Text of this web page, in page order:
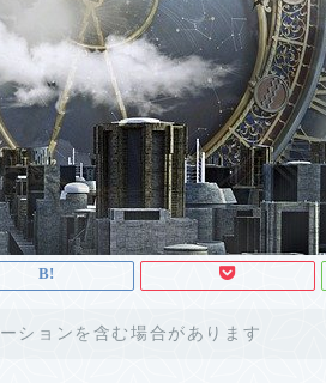
ションを含む場合があります